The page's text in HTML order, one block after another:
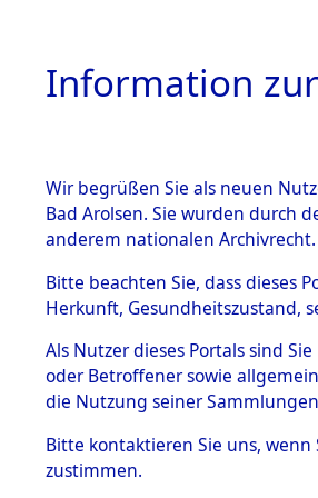
BESTÄNDE
Inhaftierungsdoku
mente
1.2.9 Beim ITS
verwahrte
1.2.9.1
Effekten aus
Information
Wir begrüßen Sie als neuen
Bad Arolsen. Sie wurden durch
anderem nationalen Archivrecht.
Bitte beachten Sie, dass dieses
Herkunft, Gesundheitszustand,
Als Nutzer dieses Portals sind
oder Betroffener sowie
die Nutzung seiner
Bitte kontaktieren Sie uns,
zustimmen.